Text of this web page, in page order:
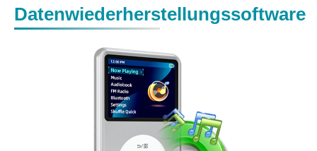
Datenwiederherstellungssoftware